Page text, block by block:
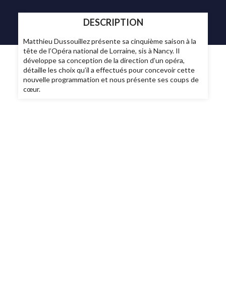
DESCRIPTION
Matthieu Dussouillez présente sa cinquième saison à la
tête de l’Opéra national de Lorraine, sis à Nancy. Il
développe sa conception de la direction d’un opéra,
détaille les choix qu’il a effectués pour concevoir cette
nouvelle programmation et nous présente ses coups de
cœur.